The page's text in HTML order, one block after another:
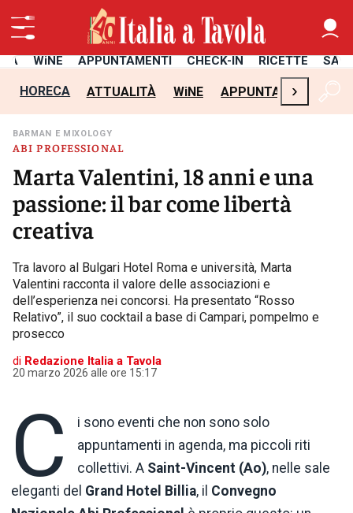
WiNE APPUNTAMENTI CHECK-IN RICETTE
HORECA ATTUALITÀ WiNE APPUNTAMENTI
›
ABI PROFESSIONAL
BARMAN E MIXOLOGY
Marta Valentini, 18 anni e una
passione: il bar come libertà
creativa
Tra lavoro al Bulgari Hotel Roma e università, Marta
Valentini racconta il valore delle associazioni e
dell’esperienza nei concorsi. Ha presentato “Rosso
Relativo”, il suo cocktail a base di Campari, pompelmo e
prosecco
di Redazione Italia a Tavola
20 marzo 2026 alle ore 15:17
C i sono eventi che non sono solo
appuntamenti in agenda, ma piccoli riti
collettivi.A Saint-Vincent (Ao), nelle sale
eleganti del Grand Hotel Billia, il Convegno